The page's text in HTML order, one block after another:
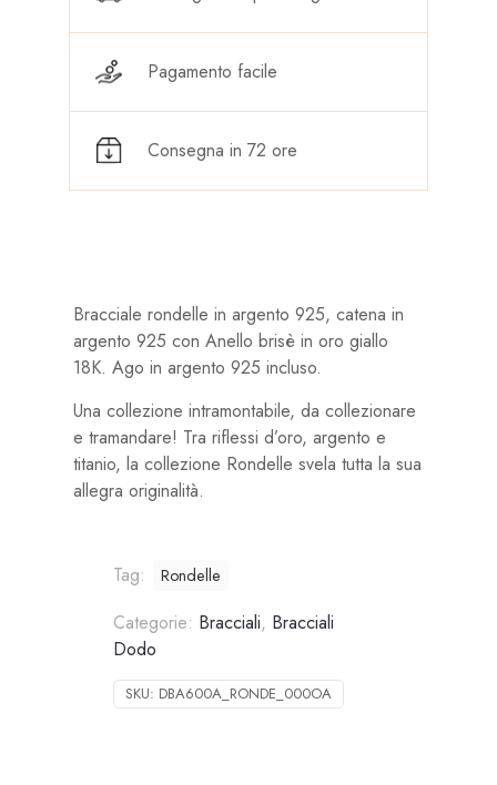
Pagamento facile
Consegna in 72 ore
Bracciale rondelle in argento 925, catena in
argento 925 con Anello brisè in oro giallo
18K. Ago in argento 925 incluso.
Una collezione intramontabile, da collezionare
e tramandare! Tra riflessi d’oro, argento e
titanio, la collezione Rondelle svela tutta la sua
allegra originalità.
Tag: Rondelle
Categorie: Bracciali, Bracciali
Dodo
SKU: DBA600A_RONDE_000OA